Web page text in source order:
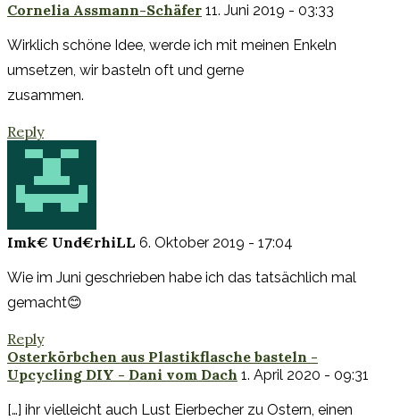
Cornelia Assmann-Schäfer 11. Juni 2019 - 03:33
Wirklich schöne Idee, werde ich mit meinen Enkeln
umsetzen, wir basteln oft und gerne
zusammen.
Reply
Imk€ Und€rhiLL 6. Oktober 2019 - 17:04
Wie im Juni geschrieben habe ich das tatsächlich mal
gemacht😊
Reply
Osterkörbchen aus Plastikflasche basteln -
Upcycling DIY - Dani vom Dach 1. April 2020 - 09:31
[…] ihr vielleicht auch Lust Eierbecher zu Ostern, einen